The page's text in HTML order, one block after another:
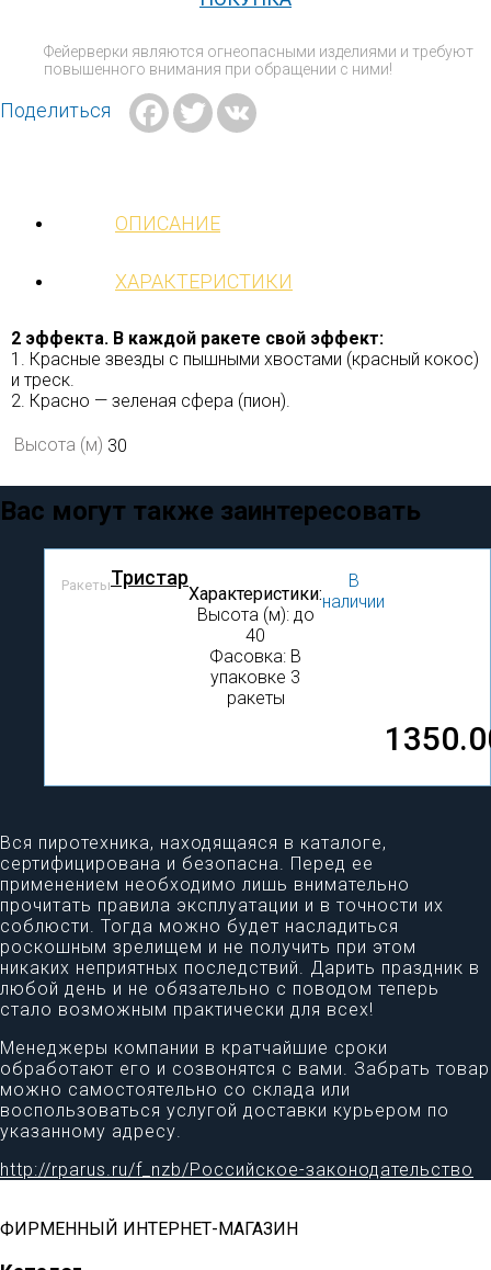
Фейерверки являются огнеопасными изделиями и требуют
повышенного внимания при обращении с ними!
Поделиться Facebook
Twitter
ОПИСАНИЕ
ХАРАКТЕРИСТИКИ
2 эффекта. В каждой ракете свой эффект:
1. Красные звезды с пышными хвостами (красный кокос)
и треск.
2. Красно — зеленая сфера (пион).
Высота (м) 30
Вас могут также заинтересовать
РакетыТристар
Характеристики:
Высота (м): до
40
Фасовка: В
упаковке 3
ракеты
В
наличии
Вся пиротехника, находящаяся в каталоге,
сертифицирована и безопасна. Перед ее
применением необходимо лишь внимательно
прочитать правила эксплуатации и в точности их
соблюсти. Тогда можно будет насладиться
роскошным зрелищем и не получить при этом
никаких неприятных последствий. Дарить праздник в
любой день и не обязательно с поводом теперь
стало возможным практически для всех!
Менеджеры компании в кратчайшие сроки
обработают его и созвонятся с вами. Забрать товар
можно самостоятельно со склада или
воспользоваться услугой доставки курьером по
указанному адресу.
http://rparus.ru/f_nzb/Российское-законодательство
ФИРМЕННЫЙ ИНТЕРНЕТ-МАГАЗИН